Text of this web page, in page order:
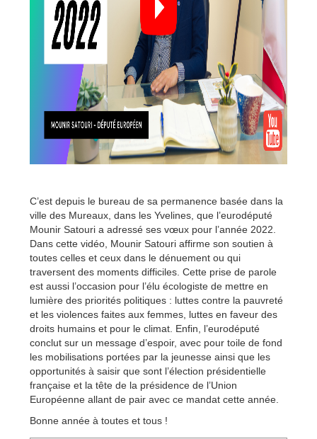
C’est depuis le bureau de sa permanence basée dans la
ville des Mureaux, dans les Yvelines, que l’eurodéputé
Mounir Satouri a adressé ses vœux pour l’année 2022.
Dans cette vidéo, Mounir Satouri affirme son soutien à
toutes celles et ceux dans le dénuement ou qui
traversent des moments difficiles. Cette prise de parole
est aussi l’occasion pour l’élu écologiste de mettre en
lumière des priorités politiques : luttes contre la pauvreté
et les violences faites aux femmes, luttes en faveur des
droits humains et pour le climat. Enfin, l’eurodéputé
conclut sur un message d’espoir, avec pour toile de fond
les mobilisations portées par la jeunesse ainsi que les
opportunités à saisir que sont l’élection présidentielle
française et la tête de la présidence de l’Union
Européenne allant de pair avec ce mandat cette année.
Bonne année à toutes et tous !